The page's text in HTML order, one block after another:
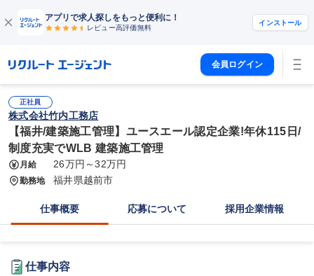
アプリで求人探しをもっと便利に！
レビュー高評価無料
インストール
会員ログイン
正社員
株式会社竹内工務店
【福井/建築施工管理】ユースエール認定企業!年休115日/
制度充実でWLB 建築施工管理
月給 26万円～32万円
勤務地 福井県越前市
仕事概要 応募について 採用企業情報
仕事内容